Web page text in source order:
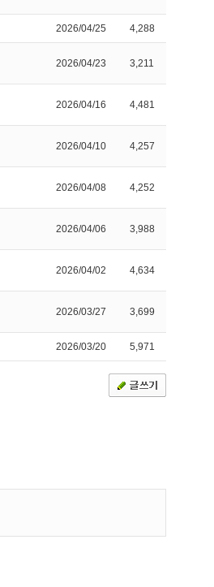
2026/04/25 4,288
2026/04/23 3,211
2026/04/16 4,481
2026/04/10 4,257
2026/04/08 4,252
2026/04/06 3,988
2026/04/02 4,634
2026/03/27 3,699
2026/03/20 5,971